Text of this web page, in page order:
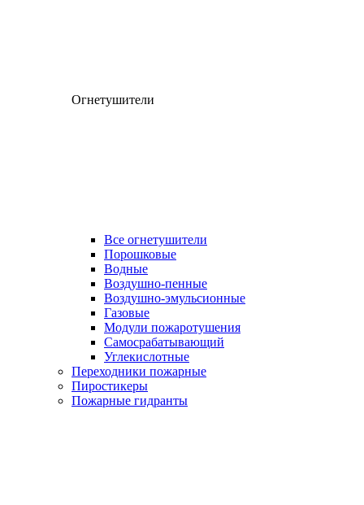
Огнетушители
Все огнетушители
Порошковые
Водные
Воздушно-пенные
Воздушно-эмульсионные
Газовые
Модули пожаротушения
Самосрабатывающий
Углекислотные
Переходники пожарные
Пиростикеры
Пожарные гидранты